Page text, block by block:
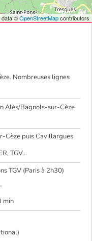
data ©OpenStreetMapcontributors
Nombreuses lignes
Alès/Bagnols-sur-Cèze
Cèze puis Cavillargues
TGV…
TGV (Paris à 2h30)
min